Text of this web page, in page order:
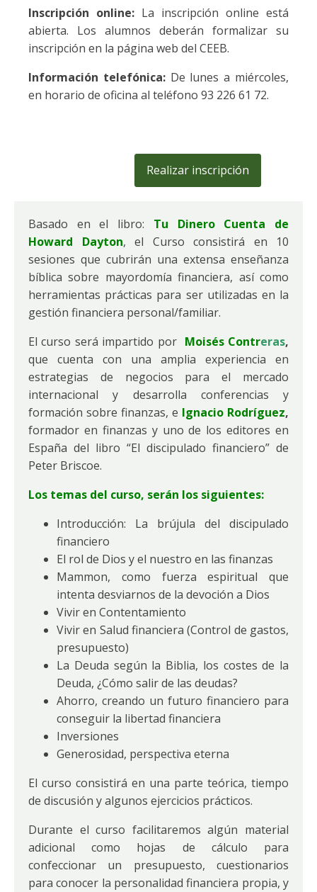
Inscripción online: La inscripción online está
abierta. Los alumnos deberán formalizar su
inscripción en la página web del CEEB.
Información telefónica:De lunes a miércoles,
en horario de oficina al teléfono 93 226 61 72.
Realizar inscripción
Basado en el libro: Tu Dinero Cuenta de
Howard Dayton, el Curso consistirá en 10
sesiones que cubrirán una extensa enseñanza
bíblica sobre mayordomía financiera, así como
herramientas prácticas para ser utilizadas en la
gestión financiera personal/familiar.
El curso será impartido por Moisés Contreras,
que cuenta con una amplia experiencia en
estrategias de negocios para el mercado
internacional y desarrolla conferencias y
formación sobre finanzas, e Ignacio Rodríguez,
formador en finanzas y uno de los editores en
España del libro “El discipulado financiero” de
Peter Briscoe.
Los temas del curso, serán los siguientes:
Introducción: La brújula del discipulado
financiero
El rol de Dios y el nuestro en las finanzas
Mammon, como fuerza espiritual que
intenta desviarnos de la devoción a Dios
Vivir en Contentamiento
Vivir en Salud financiera (Control de gastos,
presupuesto)
La Deuda según la Biblia, los costes de la
Deuda, ¿Cómo salir de las deudas?
Ahorro, creando un futuro financiero para
conseguir la libertad financiera
Inversiones
Generosidad, perspectiva eterna
El curso consistirá en una parte teórica, tiempo
de discusión y algunos ejercicios prácticos.
Durante el curso facilitaremos algún material
adicional como hojas de cálculo para
confeccionar un presupuesto, cuestionarios
para conocer la personalidad financiera propia, y